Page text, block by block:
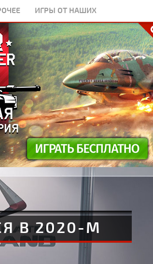
ИГРЫ ОТ НАШИХ
В 2020-М